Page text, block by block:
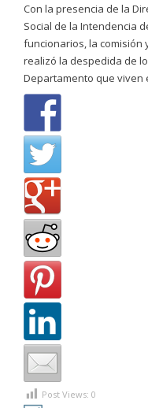
Con la presencia de la
Social de la Intendencia
funcionarios, la comisión
realizó la despedida de
Departamento que viven
Post Views: 0